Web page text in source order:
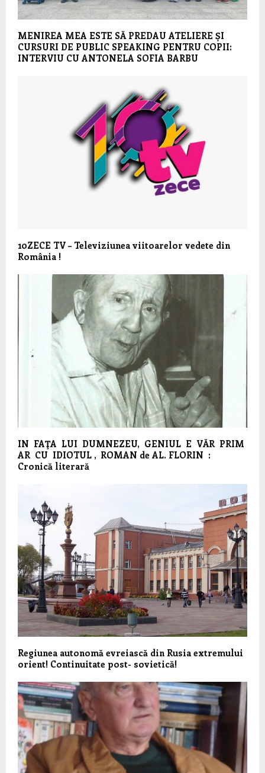
MENIREA MEA ESTE SĂ PREDAU ATELIERE ȘI
CURSURI DE PUBLIC SPEAKING PENTRU COPII:
INTERVIU CU ANTONELA SOFIA BARBU
10ZECE TV – Televiziunea viitoarelor vedete din
România !
IN FAŢA LUI DUMNEZEU, GENIUL E VĂR PRIM
AR CU IDIOTUL , ROMAN de AL. FLORIN :
Cronică literară
Regiunea autonomă evreiască din Rusia extremului
orient! Continuitate post- sovietică!